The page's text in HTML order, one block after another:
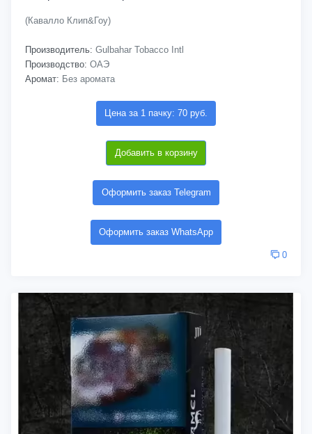
(Кавалло Клип&Гоу)
Производитель: Gulbahar Tobacco Intl
Производство: ОАЭ
Аромат: Без аромата
Цена за 1 пачку: 70 руб.
Добавить в корзину
Оформить заказ Telegram
Оформить заказ WhatsApp
0